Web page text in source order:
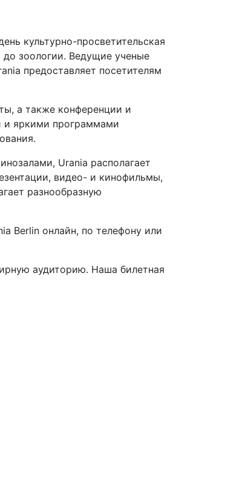
культурно-просветительская
зоологии. Ведущие ученые
предоставляет посетителям
а также конференции и
и яркими программами
Urania располагает
видео- и кинофильмы,
разнообразную
Berlin онлайн, по телефону или
аудиторию. Наша билетная